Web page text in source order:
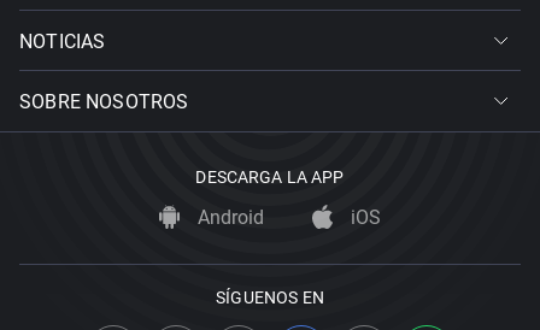
NOTICIAS
SOBRE NOSOTROS
DESCARGA LA APP
Android iOS
SÍGUENOS EN